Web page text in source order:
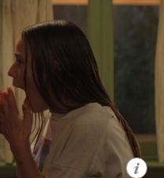
на первом
войны:
вокруг
Кары, которая
всей галактике.
Кэндзи Камияма
в